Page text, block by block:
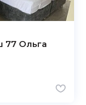
77 Ольга